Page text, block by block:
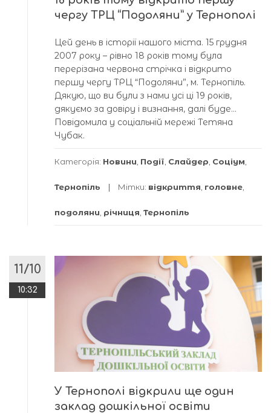
чергу ТРЦ “Подоляни” у Тернополі
Цей день в історії нашого міста. 15 грудня
2007 року – рівно 18 років тому була
перерізана червона стрічка і відкрито
першу чергу ТРЦ “Подоляни”, м. Тернопіль.
Дякую, що ви були з нами усі ці 19 років,
дякуємо за довіру і визнання, далі буде…
Повідомила у соціальній мережі Тетяна
Чубак.
Категорія: Новини, Події, Слайдер, Соціум,
Тернопіль Мітки: відкриття, головне,
подоляни, річниця, Тернопіль
11/10
10:32
У Тернополі відкрили ще один
заклад дошкільної освіти